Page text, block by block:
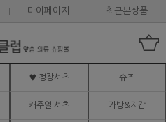
마이페이지 최근본상품
♥ 정장셔츠 슈즈
캐주얼 셔츠 가방&지갑